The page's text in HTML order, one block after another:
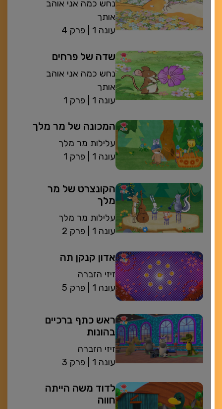
נחש כמה אני אוהב
אותך
פרק 4
| עונה 1
שדה של פרחים
נחש כמה אני אוהב
אותך
פרק 1
| עונה 1
המכונה של מר מלך
עלילות מר מלך
פרק 1
| עונה 1
הקונצרט של מר
מלך
עלילות מר מלך
פרק 2
| עונה 1
אדון קנקן תה
זיזי הזברה
פרק 5
| עונה 1
ראש כתף ברכיים
בהונות
זיזי הזברה
פרק 3
| עונה 1
לדוד משה הייתה
חווה